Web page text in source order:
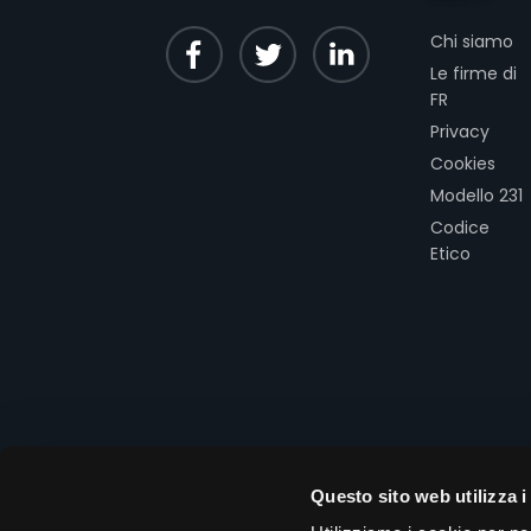
Questo sito web utilizza i
Chi siamo
Le firme di
FR
Privacy
Cookies
Modello 231
Codice
Etico